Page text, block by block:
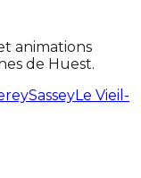
animations
de Huest.
SasseyLe Vieil-